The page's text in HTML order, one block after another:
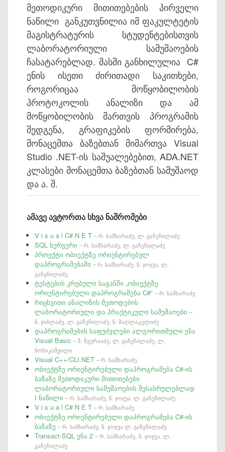
მეთოდიკური მითითებების პირველი
ნაწილი განკუთვნილია იმ ფაკულტეტის
მაგისტრატურის სტუდენტებისთვის
ლაბორატორიული სამუშაოების
ჩასატარებლად. მასში განხილულია C#
ენის ისეთი ძირითადი საკითხები,
როგორიცაა მოწყობილობის
პროტოკოლის ანალიზი და ამ
მოწყობილობის მართვის პროგრამის
შედგენა, გრაფიკების ფორმირება,
მონაცემთა ბაზებთან მიმართვა Visual
Studio .NET-ის საშუალებებით, ADA.NET
კლასები მონაცემთა ბაზებთან სამუშაოდ
და ა. შ.
ამავე ავტორთა სხვა ნაშრომები
V i s u a l C#.N E T– რ. სამხარაძე, ლ. გაჩეჩილაძე
SQL სერვერი– რ. სამხარაძე, ლ. გაჩეჩილაძე
პროექტი ობიექტზე ორიენტირებულ
დაპროგრამებაში– რ. სამხარაძე, ნ. ჯოჯუა, ლ.
გაჩეჩილაძე
ტესტების კრებული საგანში „ობიექტზე
ორიენტირებული დაპროგრამება C#“– რ. სამხარაძე
რიცხვითი ანალიზის მეთოდების
ლაბორატორიული და პრაქტიკული სამუშაოები–
ნ. ჯიბლაძე, ლ. გაჩეჩილაძე, ნ. მაღლაკელიძე
დაპროგრამების საფუძვლები ალგორითმული ენა
Visual Basic– ზ. წვერაიძე, ლ. გაჩეჩილაძე, ლ.
ნონიკაშვილი
Visual C++/CLI.NET– რ. სამხარაძე
ობიექტზე ორიენტირებული დაპროგრამება C#-ის
ბაზაზე მეთოდიკური მითითებები
ლაბორატორიული სამუშაოების შესასრულებლად
I ნაწილი– რ. სამხარაძე, ნ. ჯოჯუა, ლ. გაჩეჩილაძე
V i s u a l C#.N E T– რ. სამხარაძე
ობიექტზე ორიენტირებული დაპროგრამება C#-ის
ბაზაზე– რ. სამხარაძე, ნ. ჯოჯუა ლ. გაჩეჩილაძე
Transact-SQL ენა 2– რ. სამხარაძე, ნ. ჯოჯუა, ლ.
გაჩეჩილაძე